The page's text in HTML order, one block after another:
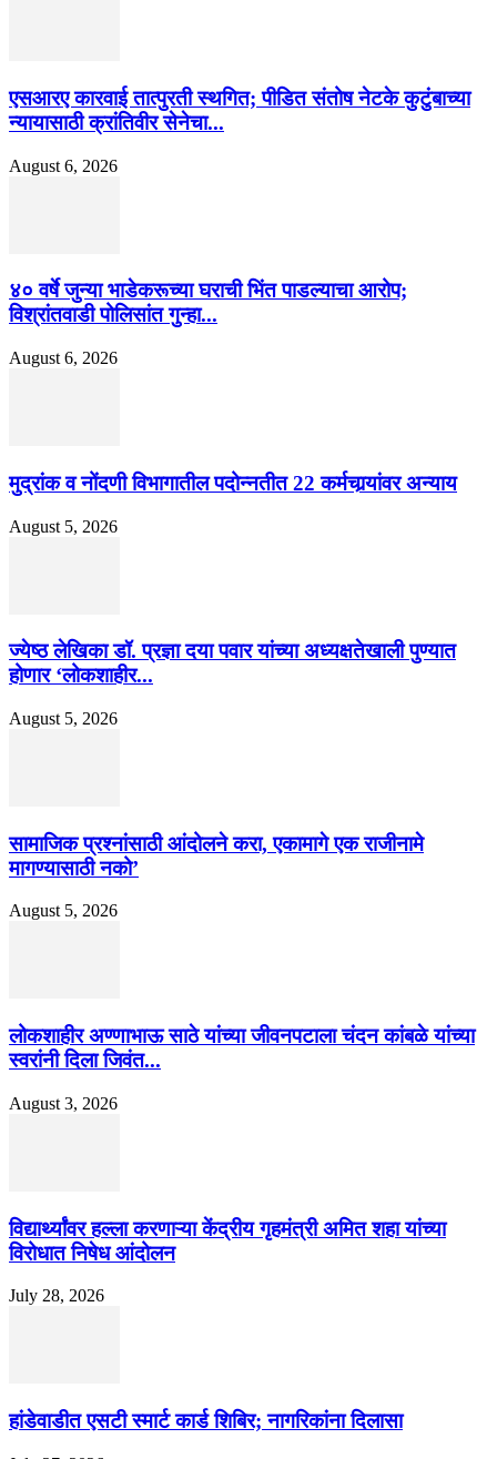
एसआरए कारवाई तात्पुरती स्थगित; पीडित संतोष नेटके कुटुंबाच्या
न्यायासाठी क्रांतिवीर सेनेचा...
August 6, 2026
४० वर्षे जुन्या भाडेकरूच्या घराची भिंत पाडल्याचा आरोप;
विश्रांतवाडी पोलिसांत गुन्हा...
August 6, 2026
मुद्रांक व नोंदणी विभागातील पदोन्नतीत 22 कर्मचार्‍यांवर अन्याय
August 5, 2026
ज्येष्ठ लेखिका डॉ. प्रज्ञा दया पवार यांच्या अध्यक्षतेखाली पुण्यात
होणार ‘लोकशाहीर...
August 5, 2026
सामाजिक प्रश्नांसाठी आंदोलने करा, एकामागे एक राजीनामे
मागण्यासाठी नको’
August 5, 2026
लोकशाहीर अण्णाभाऊ साठे यांच्या जीवनपटाला चंदन कांबळे यांच्या
स्वरांनी दिला जिवंत...
August 3, 2026
विद्यार्थ्यांवर हल्ला करणाऱ्या केंद्रीय गृहमंत्री अमित शहा यांच्या
विरोधात निषेध आंदोलन
July 28, 2026
हांडेवाडीत एसटी स्मार्ट कार्ड शिबिर; नागरिकांना दिलासा